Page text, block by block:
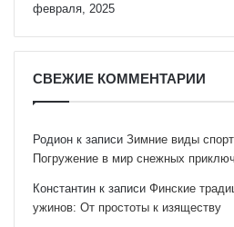
февраля, 2025
СВЕЖИЕ КОММЕНТАРИИ
Родион к записи Зимние виды
Погружение в мир снежных
Константин к записи Финские
ужинов: От простоты к изяществу